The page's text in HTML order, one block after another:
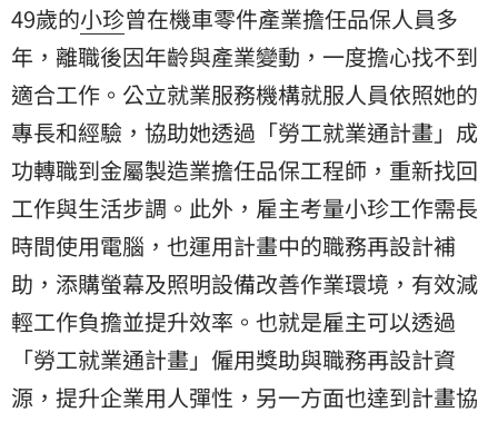
49歲的小珍曾在機車零件產業擔任品保人員多
年，離職後因年齡與產業變動，一度擔心找不到
適合工作。公立就業服務機構就服人員依照她的
專長和經驗，協助她透過「勞工就業通計畫」成
功轉職到金屬製造業擔任品保工程師，重新找回
工作與生活步調。此外，雇主考量小珍工作需長
時間使用電腦，也運用計畫中的職務再設計補
助，添購螢幕及照明設備改善作業環境，有效減
輕工作負擔並提升效率。也就是雇主可以透過
「勞工就業通計畫」僱用獎助與職務再設計資
源，提升企業用人彈性，另一方面也達到計畫協